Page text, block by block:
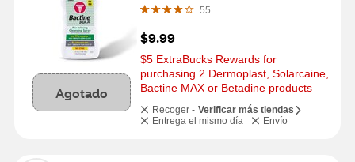
Agotado
55
$9.99
$5 ExtraBucks Rewards for
purchasing 2 Dermoplast, Solarcaine,
Bactine MAX or Betadine products
Recoger - Verificar más tiendas
Entrega el mismo día
Envío